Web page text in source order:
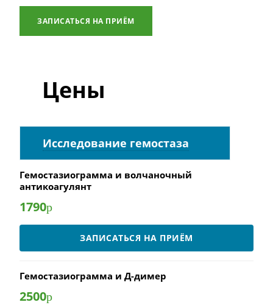
ЗАПИСАТЬСЯ НА ПРИЁМ
Цены
Исследование гемостаза
Гемостазиограмма и волчаночный
антикоагулянт
1790р
ЗАПИСАТЬСЯ НА ПРИЁМ
Гемостазиограмма и Д-димер
2500р